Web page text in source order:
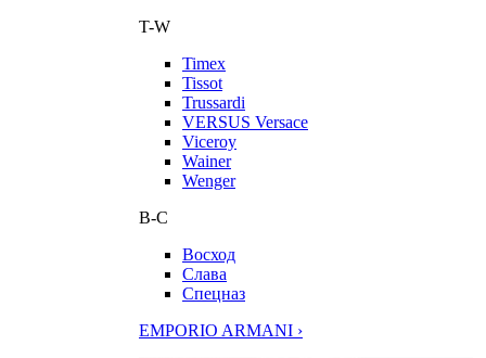
T-W
Timex
Tissot
Trussardi
VERSUS Versace
Viceroy
Wainer
Wenger
В-С
Восход
Слава
Спецназ
EMPORIO ARMANI ›